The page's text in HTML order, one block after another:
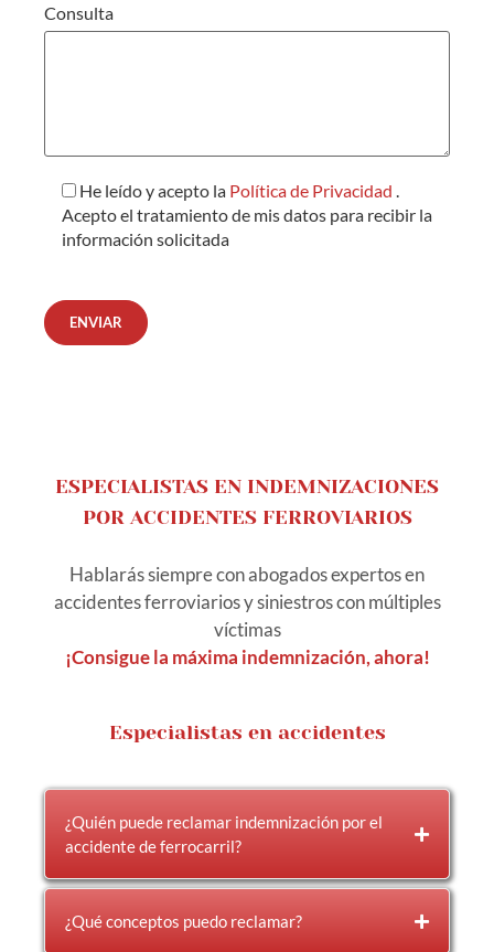
ESPECIALISTAS EN INDEMNIZACIONES
POR ACCIDENTES FERROVIARIOS
Hablarás siempre con abogados expertos en
accidentes ferroviarios y siniestros con múltiples
víctimas
¡Consigue la máxima indemnización, ahora!
Especialistas en accidentes
¿Quién puede reclamar indemnización por el
accidente de ferrocarril?
¿Qué conceptos puedo reclamar?
Consulta
He leído y acepto la Política de Privacidad .
Acepto el tratamiento de mis datos para recibir la
información solicitada